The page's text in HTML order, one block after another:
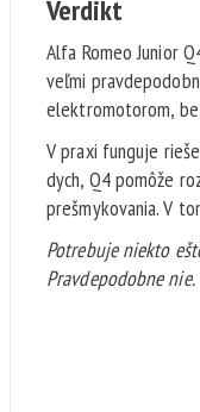
Verdikt
Alfa Romeo Junior
veľmi
elektromotorom,
V praxi funguje
dych, Q4 pomôže
prešmykovania. V
Potrebuje niekto
Pravdepodobne nie.